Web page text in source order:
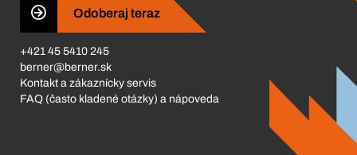
Odoberaj teraz
+421 45 5410 245
berner@berner.sk
Kontakt a zákaznícky servis
FAQ (často kladené otázky) a nápoveda